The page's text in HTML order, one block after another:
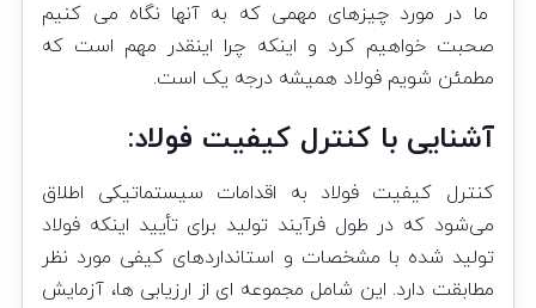
ما در مورد چیزهای مهمی که به آنها نگاه می کنیم
صحبت خواهیم کرد و اینکه چرا اینقدر مهم است که
مطمئن شویم فولاد همیشه درجه یک است.
آشنایی با کنترل کیفیت فولاد:
کنترل کیفیت فولاد به اقدامات سیستماتیکی اطلاق
می‌شود که در طول فرآیند تولید برای تأیید اینکه فولاد
تولید شده با مشخصات و استانداردهای کیفی مورد نظر
مطابقت دارد. این شامل مجموعه ای از ارزیابی ها، آزمایش